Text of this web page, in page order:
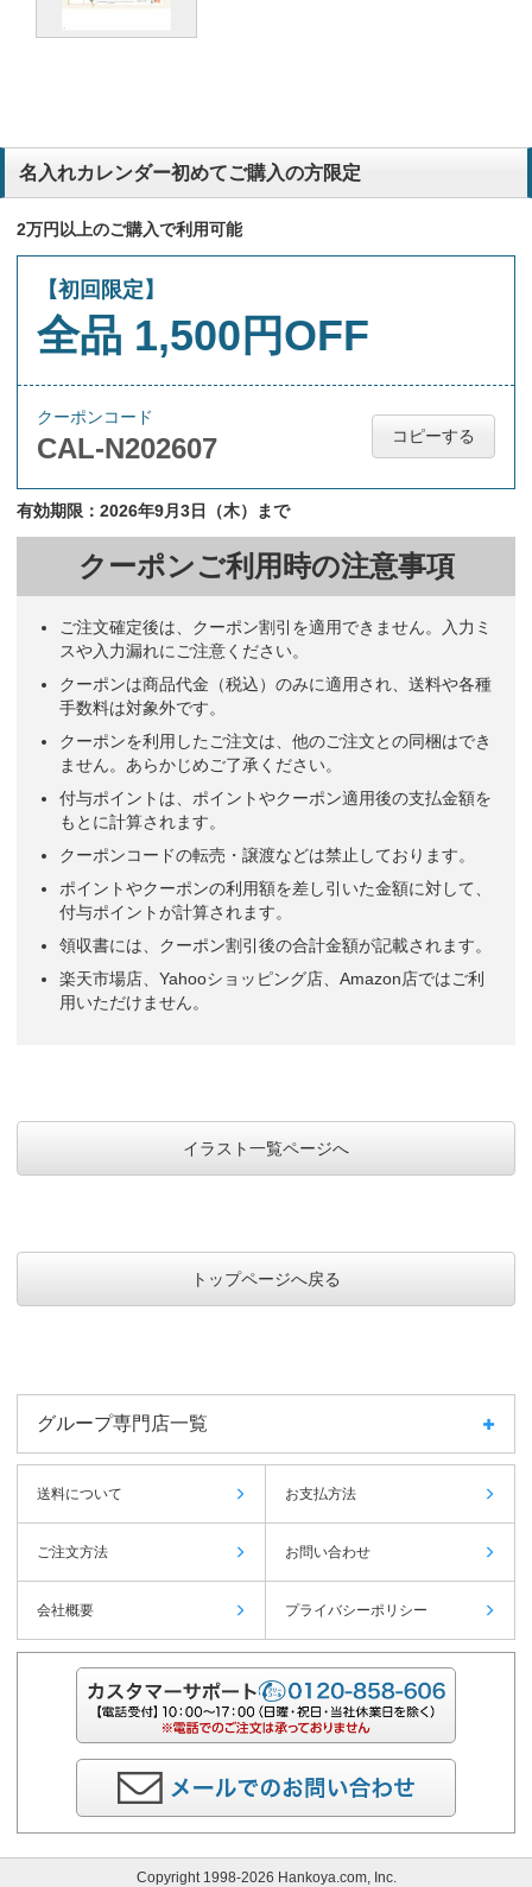
名入れカレンダー初めてご購入の方限定
2万円以上のご購入で利用可能
【初回限定】
全品 1,500円OFF
クーポンコード
CAL-N202607 コピーする
有効期限：2026年9月3日（木）まで
クーポンご利用時の注意事項
ご注文確定後は、クーポン割引を適用できません。入力ミ
スや入力漏れにご注意ください。
クーポンは商品代金（税込）のみに適用され、送料や各種
手数料は対象外です。
クーポンを利用したご注文は、他のご注文との同梱はでき
ません。あらかじめご了承ください。
付与ポイントは、ポイントやクーポン適用後の支払金額を
もとに計算されます。
クーポンコードの転売・譲渡などは禁止しております。
ポイントやクーポンの利用額を差し引いた金額に対して、
付与ポイントが計算されます。
領収書には、クーポン割引後の合計金額が記載されます。
楽天市場店、Yahooショッピング店、Amazon店ではご利
用いただけません。
イラスト一覧ページへ
トップページへ戻る
グループ専門店一覧
送料について お支払方法
ご注文方法 お問い合わせ
会社概要 プライバシーポリシー
Copyright 1998-2026 Hankoya.com, Inc.